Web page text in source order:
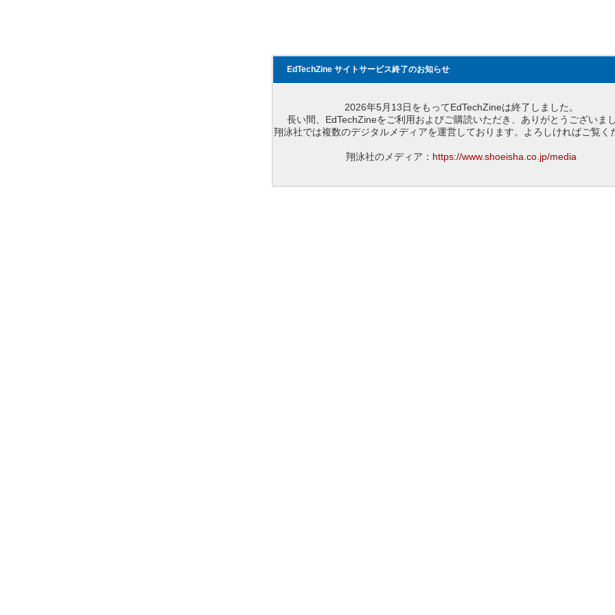
EdTechZine サイトサービス終了のお知らせ
2026年5月13日をもってEdTechZineは終了しました。
長い間、EdTechZineをご利用およびご購読いただき、ありがとうございまし
翔泳社では複数のデジタルメディアを運営しております。よろしければご覧く
翔泳社のメディア： https://www.shoeisha.co.jp/media